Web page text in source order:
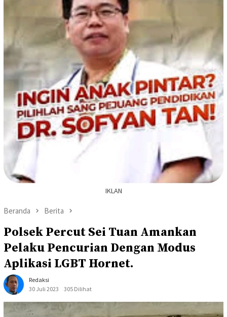
IKLAN
Beranda Berita
Polsek Percut Sei Tuan Amankan
Pelaku Pencurian Dengan Modus
Aplikasi LGBT Hornet.
Redaksi
30 Juli 2023
305 Dilihat